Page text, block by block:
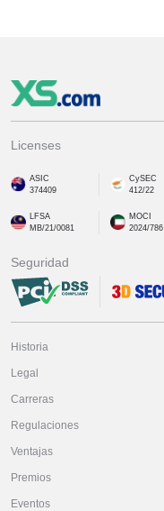
Licenses
ASIC
374409
CySEC
412/22
LFSA
MB/21/0081
MOCI
2024/786
Seguridad
Historia
Legal
Carreras
Regulaciones
Ventajas
Premios
Eventos